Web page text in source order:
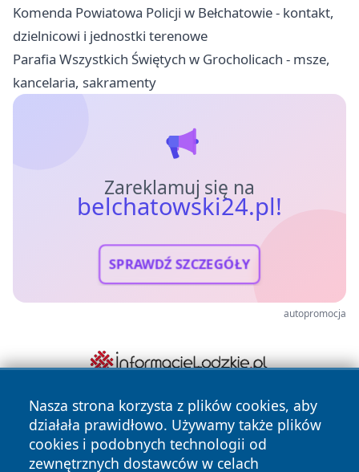
Komenda Powiatowa Policji w Bełchatowie - kontakt,
dzielnicowi i jednostki terenowe
Parafia Wszystkich Świętych w Grocholicach - msze,
kancelaria, sakramenty
Zareklamuj się na
belchatowski24.pl!
SPRAWDŹ SZCZEGÓŁY
autopromocja
Nasza strona korzysta z plików cookies, aby
działała prawidłowo. Używamy także plików
cookies i podobnych technologii od
zewnętrznych dostawców w celach